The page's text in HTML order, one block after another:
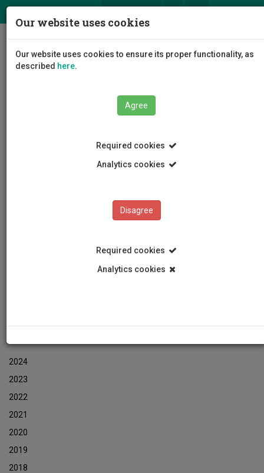
2024
2023
2022
2021
2020
2019
2018
Our website uses cookies
Our website uses cookies to ensure its proper functionality, as
described here.
Agree
Required cookies
Analytics cookies
Disagree
Required cookies
Analytics cookies